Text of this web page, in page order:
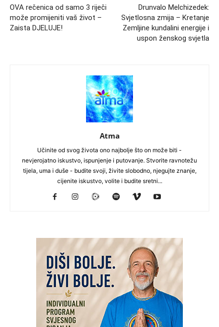
OVA rečenica od samo 3 riječi
može promijeniti vaš život –
Zaista DJELUJE!
Drunvalo Melchizedek:
Svjetlosna zmija – Kretanje
Zemljine kundalini energije i
uspon ženskog svjetla
Atma
Učinite od svog života ono najbolje što on može biti -
nevjerojatno iskustvo, ispunjenje i putovanje. Stvorite ravnotežu
tijela, uma i duše - budite svoji, živite slobodno, njegujte znanje,
cijenite iskustvo, volite i budite sretni...